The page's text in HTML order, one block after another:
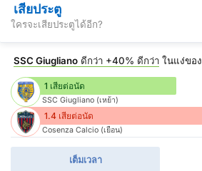
เสียประตู
ใครจะเสียประตูได้อีก?
SSC Giugliano ดีกว่า +40% ดีกว่า ในแง่ของ
1 เสียต่อนัด
SSC Giugliano (เหย้า)
1.4 เสียต่อนัด
Cosenza Calcio (เยือน)
เต็มเวลา